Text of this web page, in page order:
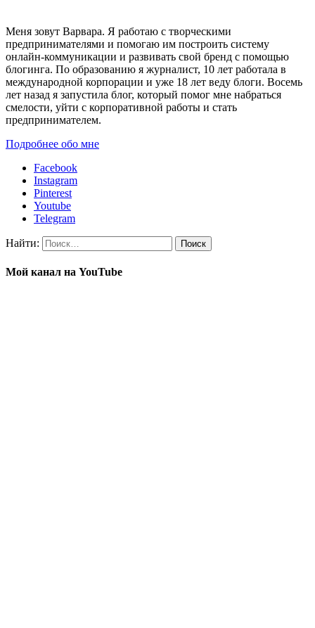
Меня зовут Варвара. Я работаю с творческими
предпринимателями и помогаю им построить систему
онлайн-коммуникации и развивать свой бренд с помощью
блогинга. По образованию я журналист, 10 лет работала в
международной корпорации и уже 18 лет веду блоги. Восемь
лет назад я запустила блог, который помог мне набраться
смелости, уйти с корпоративной работы и стать
предпринимателем.
Подробнее обо мне
Facebook
Instagram
Pinterest
Youtube
Telegram
Найти:
Мой канал на YouTube